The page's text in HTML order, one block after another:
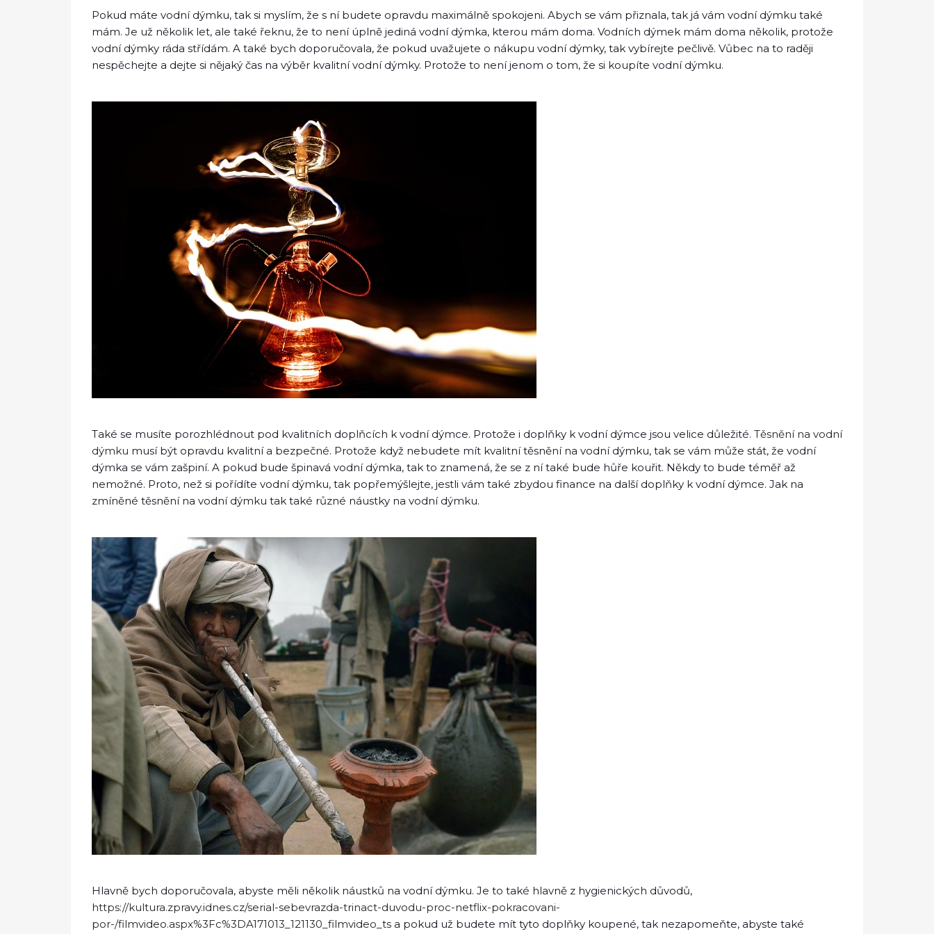
Pokud máte vodní dýmku, tak si myslím, že s ní budete opravdu maximálně spokojeni. Abych se vám přiznala, tak já vám vodní dýmku také
mám. Je už několik let, ale také řeknu, že to není úplně jediná vodní dýmka, kterou mám doma. Vodních dýmek mám doma několik, protože
vodní dýmky ráda střídám. A také bych doporučovala, že pokud uvažujete o nákupu vodní dýmky, tak vybírejte pečlivě. Vůbec na to raději
nespěchejte a dejte si nějaký čas na výběr kvalitní vodní dýmky. Protože to není jenom o tom, že si koupíte vodní dýmku.
Také se musíte porozhlédnout pod kvalitních doplňcích k vodní dýmce. Protože i doplňky k vodní dýmce jsou velice důležité. Těsnění na vodní
dýmku musí být opravdu kvalitní a bezpečné. Protože když nebudete mít kvalitní těsnění na vodní dýmku, tak se vám může stát, že vodní
dýmka se vám zašpiní. A pokud bude špinavá vodní dýmka, tak to znamená, že se z ní také bude hůře kouřit. Někdy to bude téměř až
nemožné. Proto, než si pořídíte vodní dýmku, tak popřemýšlejte, jestli vám také zbydou finance na další doplňky k vodní dýmce. Jak na
zmíněné těsnění na vodní dýmku tak také různé náustky na vodní dýmku.
Hlavně bych doporučovala, abyste měli několik náustků na vodní dýmku. Je to také hlavně z hygienických důvodů,
https://kultura.zpravy.idnes.cz/serial-sebevrazda-trinact-duvodu-proc-netflix-pokracovani-
por-/filmvideo.aspx%3Fc%3DA171013_121130_filmvideo_ts a pokud už budete mít tyto doplňky koupené, tak nezapomeňte, abyste také